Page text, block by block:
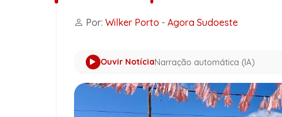
Por: Wilker Porto - Agora Sudoeste
Ouvir NotíciaNarração automática (IA)